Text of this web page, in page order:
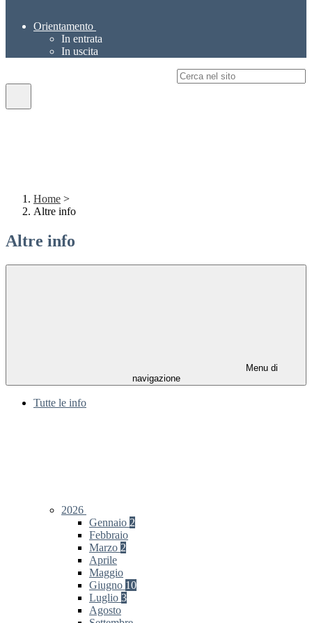
Orientamento
In entrata
In uscita
Home >
Altre info
Altre info
Menu di
navigazione
Tutte le info
2026
Gennaio 2
Febbraio
Marzo 2
Aprile
Maggio
Giugno 10
Luglio 3
Agosto